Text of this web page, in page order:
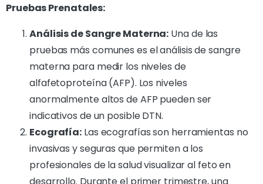
Pruebas Prenatales:
Análisis de Sangre Materna: Una de las
pruebas más comunes es el análisis de sangre
materna para medir los niveles de
alfafetoproteína (AFP). Los niveles
anormalmente altos de AFP pueden ser
indicativos de un posible DTN.
Ecografía: Las ecografías son herramientas no
invasivas y seguras que permiten a los
profesionales de la salud visualizar al feto en
desarrollo. Durante el primer trimestre, una